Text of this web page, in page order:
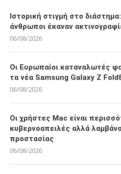
Ιστορική στιγμή στο
άνθρωποι έκαναν
06/08/2026
Οι Ευρωπαίοι καταναλωτές
τα νέα Samsung Galaxy Z
06/08/2026
Οι χρήστες Mac είναι
κυβερνοαπειλές αλλά
προστασίας
06/08/2026